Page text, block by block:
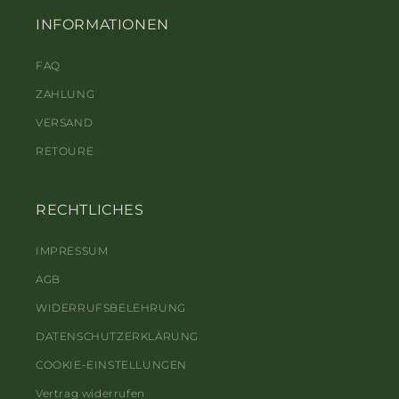
INFORMATIONEN
FAQ
ZAHLUNG
VERSAND
RETOURE
RECHTLICHES
IMPRESSUM
AGB
WIDERRUFSBELEHRUNG
DATENSCHUTZERKLÄRUNG
COOKIE-EINSTELLUNGEN
Vertrag widerrufen